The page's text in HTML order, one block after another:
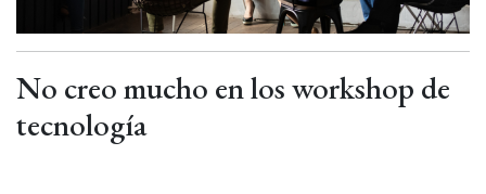
No creo mucho en los workshop de
tecnología